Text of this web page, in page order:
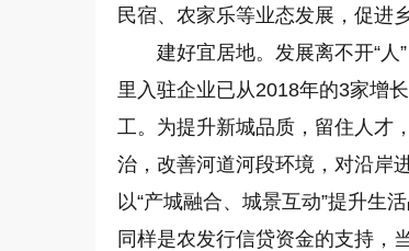
民宿、农家乐等业态发展，促进
建好宜居地。发展离不开“人
里入驻企业已从2018年的3家增
工。为提升新城品质，留住人才
治，改善河道河段环境，对沿岸
以“产城融合、城景互动”提升生
同样是农发行信贷资金的支持，